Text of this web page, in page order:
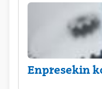
Enpresekin